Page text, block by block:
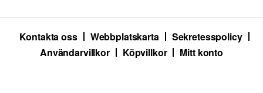
Kontakta oss Webbplatskarta
Sekretesspolicy
Användarvillkor
Köpvillkor Mitt konto